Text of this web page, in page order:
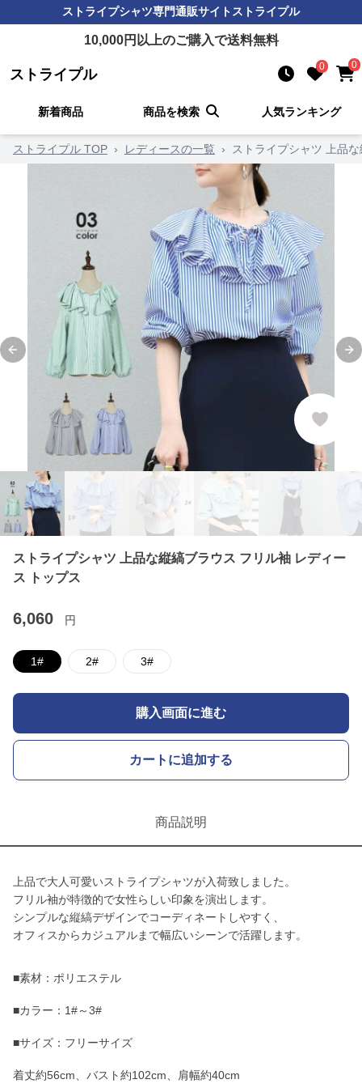
ストライプシャツ専門通販サイト ストライプル
10,000円以上のご購入で送料無料
ストライプル 0 0
新着商品 商品を検索 人気ランキング
ストライプル TOP › レディースの一覧 › ストライプシャツ 上品
Previous slide
ストライプシャツ 上品な縦縞ブラウス フリル袖 レディー
ス トップス
6,060 円
1# 2# 3#
購入画面に進む
カートに追加する
商品説明
上品で大人可愛いストライプシャツが入荷致しました。
フリル袖が特徴的で女性らしい印象を演出します。
シンプルな縦縞デザインでコーディネートしやすく、
オフィスからカジュアルまで幅広いシーンで活躍します。
■素材：ポリエステル
■カラー：1#～3#
■サイズ：フリーサイズ
着丈約56cm、バスト約102cm、肩幅約40cm